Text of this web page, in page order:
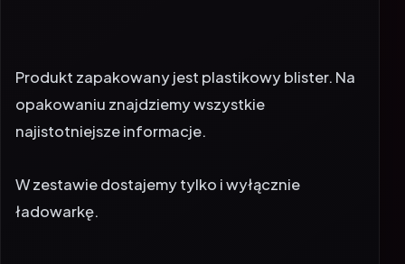
opakowaniu znajdziemy wszystkie
najistotniejsze informacje.
ładowarkę.